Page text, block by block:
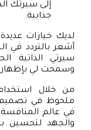
إلى سيرتك
جذابية.
لديك خيارات
سيرتي الذاتية
وسمحت لي بإظهار
من خلال
ملحوظ في تصميم
في عالم المنافسة
والجهد لتحسين